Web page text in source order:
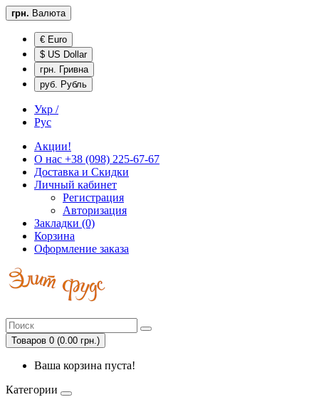
грн. Валюта
€ Euro
$ US Dollar
грн. Гривна
руб. Рубль
Укр /
Рус
Акции!
О нас +38 (098) 225-67-67
Доставка и Скидки
Личный кабинет
Регистрация
Авторизация
Закладки (0)
Корзина
Оформление заказа
Товаров 0 (0.00 грн.)
Ваша корзина пуста!
Категории